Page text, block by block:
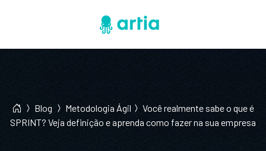
Blog Metodologia Ágil
Você realmente sabe o que é
SPRINT? Veja definição e aprenda como fazer na sua empresa